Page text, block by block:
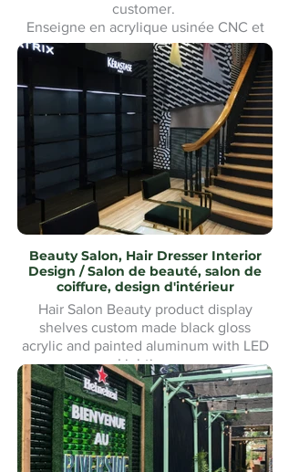
customer.
Enseigne en acrylique usinée CNC et
imprimée UV avec éclairage LED pour
un client de Montréal. Fabrication et
installation sur mesure.Custom made
and Installation.
Beauty Salon, Hair Dresser Interior
Design / Salon de beauté, salon de
coiffure, design d'intérieur
Hair Salon Beauty product display
shelves custom made black gloss
acrylic and painted aluminum with LED
Lighting.
Présentoirs de produits de beauté pour
salon de coiffure fabriqués sur mesure
en acrylique noir brillant et aluminium
peint avec éclairage LED